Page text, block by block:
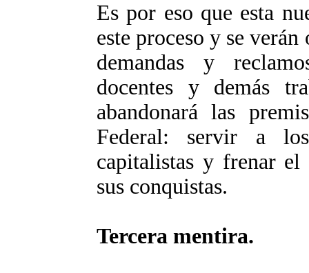
Es por eso que esta
este proceso y se
demandas y
docentes y demás
abandonará las
Federal: servir a
capitalistas y frenar el
sus conquistas.
Tercera mentira.